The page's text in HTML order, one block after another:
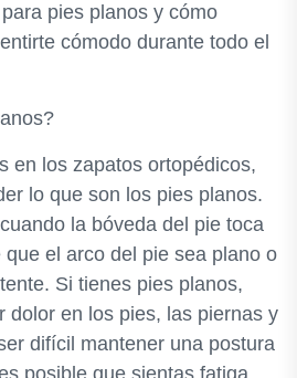
pies planos y cómo
cómodo durante todo el
en los zapatos ortopédicos,
lo que son los pies planos.
la bóveda del pie toca
el arco del pie sea plano o
Si tienes pies planos,
dolor en los pies, las piernas y
difícil mantener una postura
posible que sientas fatiga